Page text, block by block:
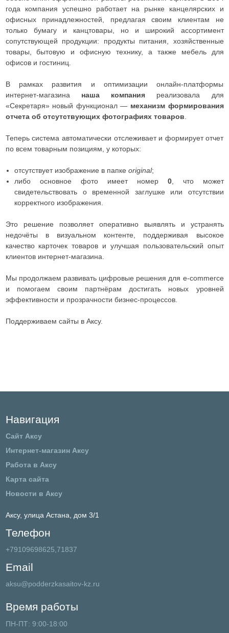
года компания успешно работает на рынке канцелярских и
офисных принадлежностей, предлагая своим клиентам не
только бумагу и канцтовары, но и широкий ассортимент
сопутствующей продукции: продукты питания, хозяйственные
товары, бытовую и офисную технику, а также мебель для
офисов и гостиниц.
В рамках развития и оптимизации онлайн-платформы
интернет-магазина наша компания реализовала для
«Секретаря» новый функционал — механизм формирования
отчета об отсутствующих фотографиях товаров
Теперь система автоматически отслеживает и формирует отчет
по всем товарным позициям, у которых:
отсутствует изображение в папке original;
либо основное фото имеет номер 0, что может
свидетельствовать о временной заглушке или отсутствии
корректного изображения.
Это решение позволяет оперативно выявлять и устранять
недочёты в визуальном контенте, поддерживая высокое
качество карточек товаров и улучшая пользовательский опыт
клиентов интернет-магазина.
Мы продолжаем развивать цифровые решения для e-commerce
и помогаем своим партнёрам достигать новых уровней
эффективности и прозрачности бизнес-процессов.
Поддерживаем сайты в Аксу.
Навигация
Сайт Аксу
Интернет-магазин Аксу
Работа в Аксу
Карта сайта
Новости в Аксу
Аксу, улица Астана, дом 3/1
Телефон
+79109698625,71837
Email
aksu@podderzkasaitov-kz.ru
Время работы
ПН-ПТ: 9:00-18:00